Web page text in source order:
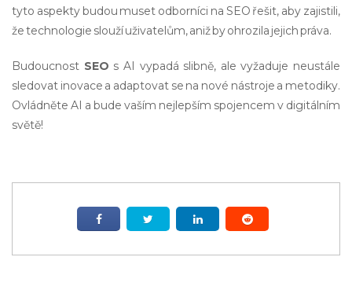
tyto aspekty budou muset odborníci na SEO řešit, aby zajistili,
že technologie slouží uživatelům, aniž by ohrozila jejich práva.
Budoucnost SEO s AI vypadá slibně, ale vyžaduje neustále
sledovat inovace a adaptovat se na nové nástroje a metodiky.
Ovládněte AI a bude vaším nejlepším spojencem v digitálním
světě!